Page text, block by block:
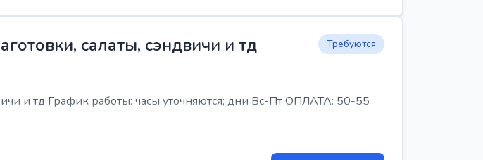
салаты, сэндвичи и тд Требуются
и тд График работы: часы уточняются; дни Вс-Пт ОПЛАТА: 50-55